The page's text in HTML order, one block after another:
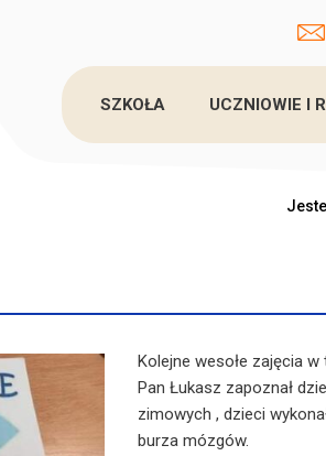
SZKOŁA UCZNIOWIE I
Kolejne wesołe zajęcia w
Pan Łukasz zapoznał
zimowych , dzieci
burza mózgów.